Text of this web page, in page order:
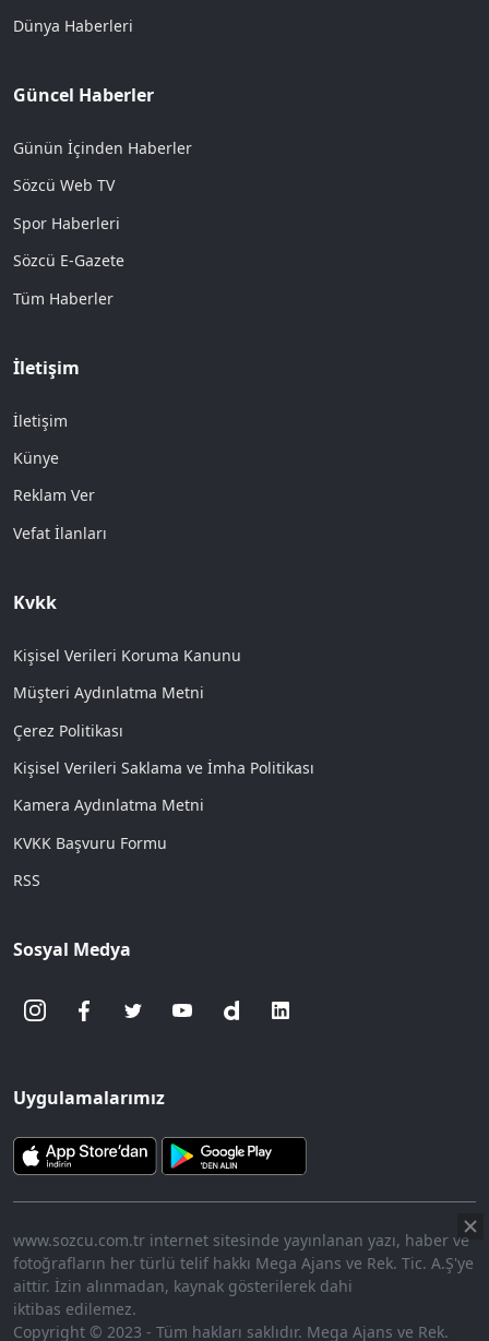
Dünya Haberleri
Güncel Haberler
Günün İçinden Haberler
Sözcü Web TV
Spor Haberleri
Sözcü E-Gazete
Tüm Haberler
İletişim
İletişim
Künye
Reklam Ver
Vefat İlanları
Kvkk
Kişisel Verileri Koruma Kanunu
Müşteri Aydınlatma Metni
Çerez Politikası
Kişisel Verileri Saklama ve İmha Politikası
Kamera Aydınlatma Metni
KVKK Başvuru Formu
RSS
Sosyal Medya
Uygulamalarımız
www.sozcu.com.tr internet sitesinde yayınlanan yazı, haber ve
fotoğrafların her türlü telif hakkı Mega Ajans ve Rek. Tic. A.Ş'ye
aittir. İzin alınmadan, kaynak gösterilerek dahi
iktibas edilemez.
Copyright © 2023 - Tüm hakları saklıdır. Mega Ajans ve Rek.